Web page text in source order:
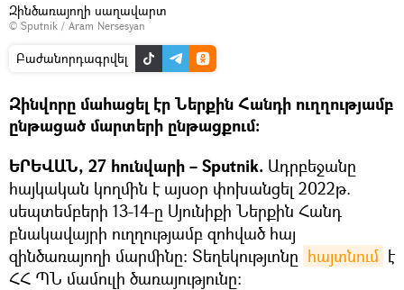
Զինծառայողի սաղավարտ
© Sputnik / Aram Nersesyan
Բաժանորդագրվել
Զինվորը մահացել էր Ներքին Հանդի ուղղությամբ
ընթացած մարտերի ընթացքում։
ԵՐԵՎԱՆ, 27 հունվարի – Sputnik. Ադրբեջանը
հայկական կողմին է այսօր փոխանցել 2022թ.
սեպտեմբերի 13-14-ը Սյունիքի Ներքին Հանդ
բնակավայրի ուղղությամբ զոհված հայ
զինծառայողի մարմինը: Տեղեկությւոնը հայտնում է
ՀՀ ՊՆ մամուլի ծառայությունը։